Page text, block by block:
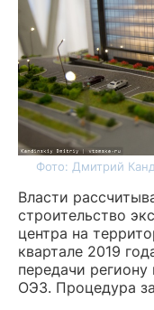
Фото: Дмитрий
Власти
строительство
центра на
квартале 2019
передачи
ОЭЗ. Процедура